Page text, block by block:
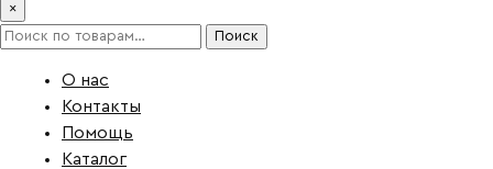
×
Искать: Поиск
О нас
Контакты
Помощь
Каталог